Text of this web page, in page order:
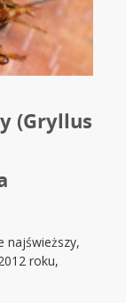
(Gryllus
najświeższy,
roku,